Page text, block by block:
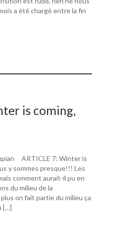
a été chargé entre la fin
is coming,
ARTICLE 7: Winter is
y sommes presque!!! Les
comment aurait-il pu en
du milieu de la
on fait partie du milieu ça
[…]